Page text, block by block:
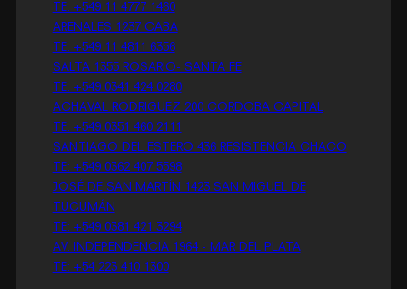
TE: +549 11 4777 1460
ARENALES 1237 CABA
TE: +549 11 4811 6356
SALTA 1355 ROSARIO- SANTA FE
TE: +549 0341 424 0280
ACHAVAL RODRIGUEZ 200 CORDOBA CAPITAL
TE: +549 0351 460 2111
SANTIAGO DEL ESTERO 436 RESISTENCIA CHACO
TE: +549 0362 407 5598
JOSÉ DE SAN MARTÍN 1423 SAN MIGUEL DE
TUCUMÁN
TE: +549 0381 421 3294
AV. INDEPENDENCIA 1964 - MAR DEL PLATA
TE: +54 223 410 1300